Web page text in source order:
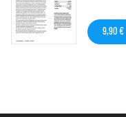
9,90 €